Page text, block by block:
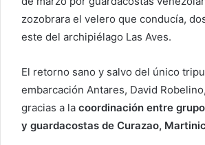
zozobrara el velero que conducía,
este del archipiélago Las Aves.
El retorno sano y salvo del único
embarcación Antares, David
gracias a la coordinación entre
y guardacostas de Curazao,